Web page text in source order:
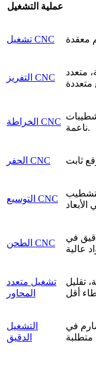
عملية التشغيل
تشغيل CNC
التفريز CNC
متعدد
الخراطة CNC
ناعمة.
الحفر CNC
التوسيع CNC
الطحن CNC
في
تشغيل متعدد
المحاور
تقليل
التشغيل
الدقيق
في